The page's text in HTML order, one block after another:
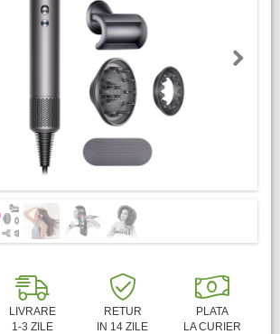
LIVRARE
1-3 ZILE
RETUR
IN 14 ZILE
PLATA
LA CURIER